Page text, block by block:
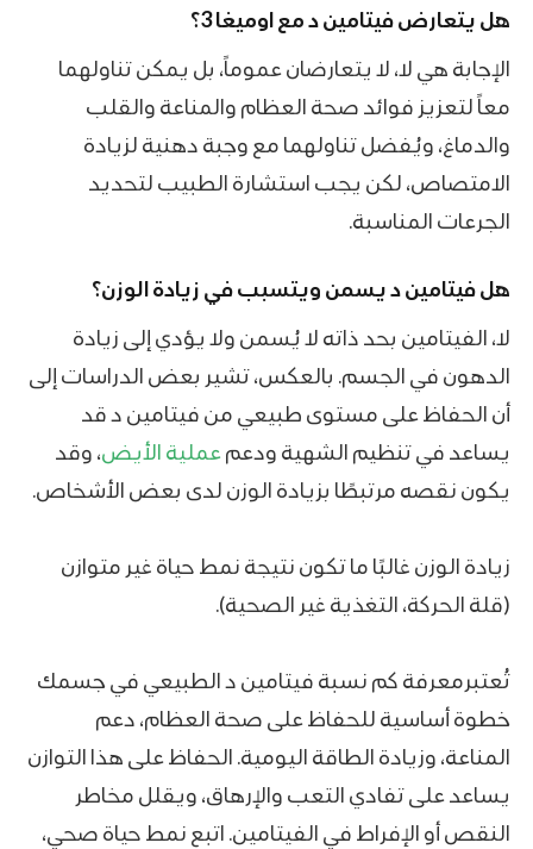
هل يتعارض فيتامين د معاوميغا 3 ؟
الإجابة هي لا، لا يتعارضان عموماً، بل يمكن تناولهما
معاً لتعزيز فوائد صحة العظام والمناعة والقلب
والدماغ، ويُفضل تناولهما مع وجبة دهنية لزيادة
الامتصاص، لكن يجب استشارة الطبيب لتحديد
الجرعات المناسبة.
هل فيتامين د يسمن ويتسبب في زيادة الوزن؟
لا، الفيتامين بحد ذاته لا يُسمن ولا يؤدي إلى زيادة
الدهون في الجسم. بالعكس، تشير بعض الدراسات إلى
أن الحفاظ على مستوى طبيعي من فيتامين د قد
يساعد في تنظيم الشهية ودعمعملية الأيض، وقد
يكون نقصه مرتبطًا بزيادة الوزن لدى بعض الأشخاص.
زيادة الوزن غالبًا ما تكون نتيجة نمط حياة غير متوازن
(قلة الحركة، التغذية غير الصحية).
تُعتبرمعرفة كم نسبة فيتامين د الطبيعي في جسمك
خطوة أساسية للحفاظ على صحة العظام، دعم
المناعة، وزيادة الطاقة اليومية. الحفاظ على هذا التوازن
يساعد على تفادي التعب والإرهاق، ويقلل مخاطر
النقص أو الإفراط في الفيتامين. اتبع نمط حياة صحي،